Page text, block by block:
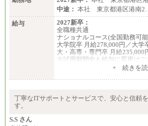
月給250,000円～(※1)、247,000
～(※3)、239,000円～(※4)、
・月給は一律地域手当を含んだ
（※1…36,000円、※2…33,000
※4…25,000円、※5…23,000円
・試用期間中も給与変更なし
◆正社員/基幹職
〈東京・神奈川〉月給219,000
中途： 本社 東京都港区港南
給与
2027新卒：
全職種共通
ナショナルコース(全国勤務可
大学院卒 月給278,000円／大学
大・高専・専門卒 月給235,000
※試用期間中も給与に変更はご
大学院卒 月給264,000円／大学
※試用期間中も給与に変更はご
中途：
+ 続きを
丁寧なITサポートとサービスで、安心と信頼
す。
S.S さん